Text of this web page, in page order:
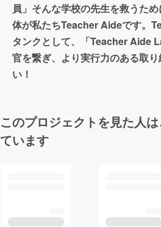
員」そんな学校の先生を救うた
体が私たちTeacher Aideです。
タンクとして、「Teacher Aide
官を繋ぎ、より実行力のある取
い！
このプロジェクトを見た人
ています